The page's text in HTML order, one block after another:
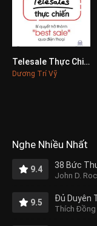
0Telesale Thực Chiến
Dương Trí Vỹ
Nghe Nhiều Nhất
9.4 38 Bức
John D.
9.5 Đủ Duyên
Thích Đồng